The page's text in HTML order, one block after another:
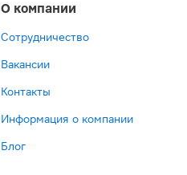
О компании
Сотрудничество
Вакансии
Контакты
Информация о компании
Блог